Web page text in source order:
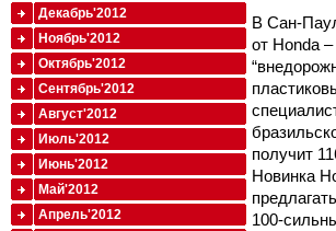
В Сан-
от Honda
получит
Новинка
100-
Декабрь'2012
Ноябрь'2012
Октябрь'2012
Сентябрь'2012
Август'2012
Июль'2012
Июнь'2012
Май'2012
Апрель'2012